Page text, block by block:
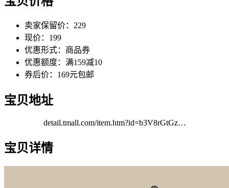
卖家保留价：229
现价：199
优惠形式：商品券
优惠额度：满159减10
券后价：169元包邮
宝贝地址
detail.tmall.com/item.htm?id=b3V8rGtGz…
宝贝详情